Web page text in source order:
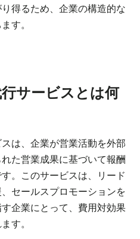
得るため、企業の構造的な
す。
サービスとは何
は、企業が営業活動を外部
た営業成果に基づいて報酬
。このサービスは、リード
セールスプロモーションを
企業にとって、費用対効果
す。